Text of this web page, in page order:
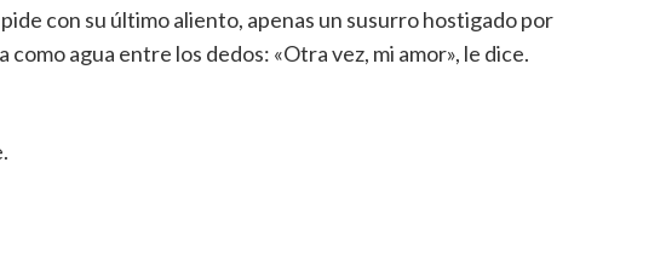
con su último aliento, apenas un susurro hostigado por
como agua entre los dedos: «Otra vez, mi amor», le dice.